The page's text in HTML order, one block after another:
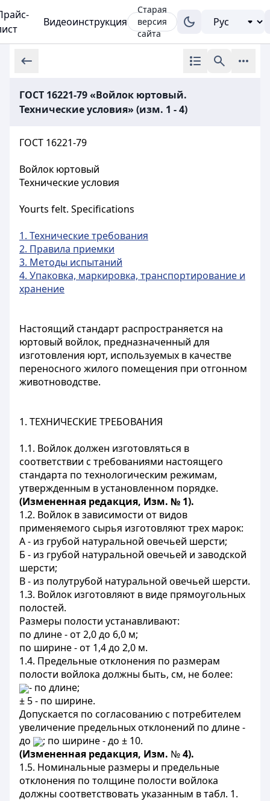
Видеоинструкция
Старая
версия
сайта
ГОСТ 16221-79 «Войлок юртовый.
Технические условия» (изм. 1 - 4)
ГОСТ 16221-79
Войлок юртовый
Технические условия
Yourts felt. Specifications
1. Технические требования
2. Правила приемки
3. Методы испытаний
4. Упаковка, маркировка, транспортирование и
хранение
Настоящий стандарт распространяется на
юртовый войлок, предназначенный для
изготовления юрт, используемых в качестве
переносного жилого помещения при отгонном
животноводстве.
1. ТЕХНИЧЕСКИЕ ТРЕБОВАНИЯ
1.1. Войлок должен изготовляться в
соответствии с требованиями настоящего
стандарта по технологическим режимам,
утвержденным в установленном порядке.
(Измененная редакция, Изм. № 1).
1.2. Войлок в зависимости от видов
применяемого сырья изготовляют трех марок:
А - из грубой натуральной овечьей шерсти;
Б - из грубой натуральной овечьей и заводской
шерсти;
В - из полутрубой натуральной овечьей шерсти.
1.3. Войлок изготовляют в виде прямоугольных
полостей.
Размеры полости устанавливают:
по длине - от 2,0 до 6,0 м;
по ширине - от 1,4 до 2,0 м.
1.4. Предельные отклонения по размерам
полости войлока должны быть, см, не более:
- по длине;
± 5 - по ширине.
Допускается по согласованию с потребителем
увеличение предельных отклонений по длине -
до
; по ширине - до ± 10.
(Измененная редакция, Изм. №4).
1.5. Номинальные размеры и предельные
отклонения по толщине полости войлока
должны соответствовать указанным в табл. 1.